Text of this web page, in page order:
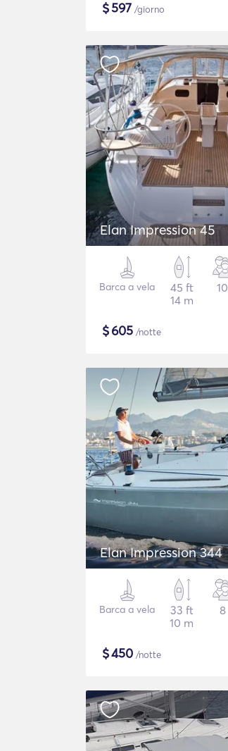
$597 /giorno
Elan Impression 45
Barca a vela
45 ft
14 m
10
$605 /notte
Elan Impression 344
Barca a vela
33 ft
10 m
8
$450 /notte